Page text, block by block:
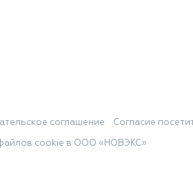
соглашение Согласие
cookie в ООО «НОВЭКС»